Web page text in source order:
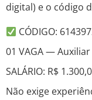
digital) e o código
CÓDIGO:
01 VAGA —
SALÁRIO: R$
Não exige